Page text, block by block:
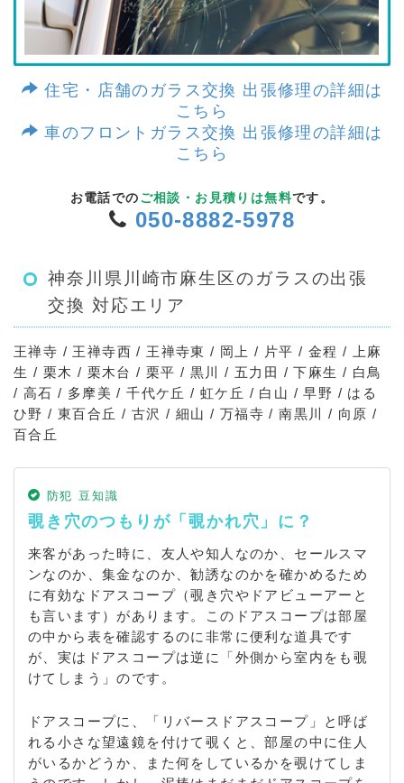
住宅・店舗のガラス交換 出張修理の詳細は
こちら
車のフロントガラス交換 出張修理の詳細は
こちら
お電話での ご相談・お見積りは無料です。
050-8882-5978
神奈川県川崎市麻生区のガラスの出張
交換 対応エリア
王禅寺 / 王禅寺西 / 王禅寺東 / 岡上 / 片平 / 金程 / 上麻
生 / 栗木 / 栗木台 / 栗平 / 黒川 / 五力田 / 下麻生 / 白鳥
/ 高石 / 多摩美 / 千代ケ丘 / 虹ケ丘 / 白山 / 早野 / はる
ひ野 / 東百合丘 / 古沢 / 細山 / 万福寺 / 南黒川 / 向原 /
百合丘
防犯 豆知識
覗き穴のつもりが「覗かれ穴」に？
来客があった時に、友人や知人なのか、セールスマ
ンなのか、集金なのか、勧誘なのかを確かめるため
に有効なドアスコープ（覗き穴やドアビューアーと
も言います）があります。このドアスコープは部屋
の中から表を確認するのに非常に便利な道具です
が、実はドアスコープは逆に「外側から室内をも覗
けてしまう」のです。
ドアスコープに、「リバースドアスコープ」と呼ば
れる小さな望遠鏡を付けて覗くと、部屋の中に住人
がいるかどうか、また何をしているかを覗けてしま